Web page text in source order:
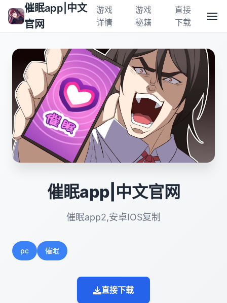
催眠app|中文
官网
游戏
详情
游戏
秘籍
直接
下载
催眠app|中文官网
催眠app2,安卓IOS复制
pc 催眠
直接下载